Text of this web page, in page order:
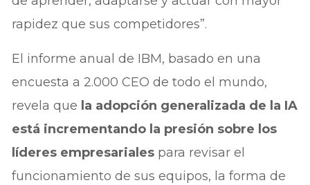
rapidez que sus competidores”.
El informe anual de IBM, basado en una
encuesta a 2.000 CEO de todo el mundo,
revela que la adopción generalizada de la IA
está incrementando la presión sobre los
líderes empresariales para revisar el
funcionamiento de sus equipos, la forma de